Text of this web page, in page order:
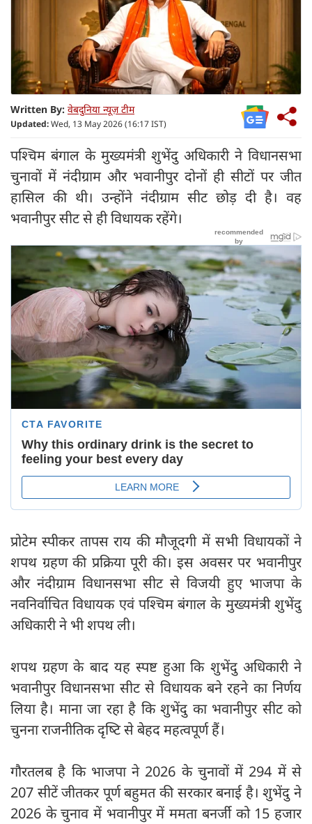
Written By: वेबदुनिया न्यूज़ टीम
Updated:Wed, 13 May 2026 (16:17 IST)
पश्चिम बंगाल के मुख्यमंत्री शुभेंदु अधिकारी ने विधानसभा
चुनावों में नंदीग्राम और भवानीपुर दोनों ही सीटों पर जीत
हासिल की थी। उन्होंने नंदीग्राम सीट छोड़ दी है। वह
भवानीपुर सीट से ही विधायक रहेंगे।
प्रोटेम स्पीकर तापस राय की मौजूदगी में सभी विधायकों ने
शपथ ग्रहण की प्रक्रिया पूरी की। इस अवसर पर भवानीपुर
और नंदीग्राम विधानसभा सीट से विजयी हुए भाजपा के
नवनिर्वाचित विधायक एवं पश्चिम बंगाल के मुख्यमंत्री शुभेंदु
अधिकारी ने भी शपथ ली।
शपथ ग्रहण के बाद यह स्पष्ट हुआ कि शुभेंदु अधिकारी ने
भवानीपुर विधानसभा सीट से विधायक बने रहने का निर्णय
लिया है। माना जा रहा है कि शुभेंदु का भवानीपुर सीट को
चुनना राजनीतिक दृष्‍टि से बेहद महत्वपूर्ण हैं।
गौरतलब है कि भाजपा ने 2026 के चुनावों में 294 में से
207 सीटें जीतकर पूर्ण बहुमत की सरकार बनाई है। शुभेंदु ने
2026 के चुनाव में भवानीपुर में ममता बनर्जी को 15 हजार